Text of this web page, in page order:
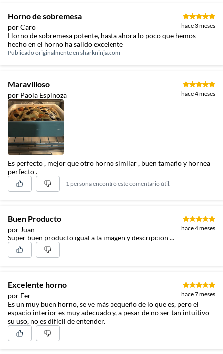
Horno de sobremesa
por Caro hace 3 meses
Horno de sobremesa potente, hasta ahora lo poco que hemos
hecho en el horno ha salido excelente
Publicado originalmente en sharkninja.com
Maravilloso
por Paola Espinoza hace 4 meses
Es perfecto , mejor que otro horno similar , buen tamaño y hornea
perfecto .
1 persona encontró este comentario útil.
Buen Producto
por Juan hace 4 meses
Super buen producto igual a la imagen y descripción ...
Excelente horno
por Fer hace 7 meses
Es un muy buen horno, se ve más pequeño de lo que es, pero el
espacio interior es muy adecuado y, a pesar de no ser tan intuitivo
su uso, no es difícil de entender.